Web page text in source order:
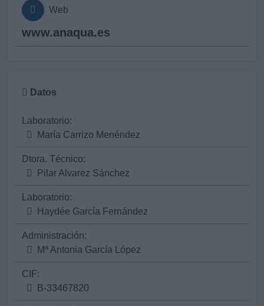
Web
www.anaqua.es
Datos
Laboratorio:
María Carrizo Menéndez
Dtora. Técnico:
Pilar Alvarez Sánchez
Laboratorio:
Haydée García Fernández
Administración:
Mª Antonia García López
CIF:
B-33467820